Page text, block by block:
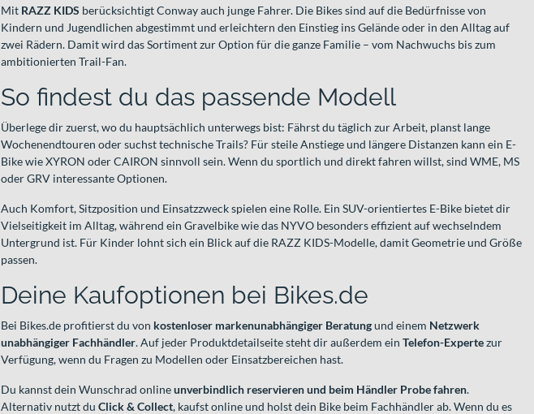
Mit RAZZ KIDS berücksichtigt Conway auch junge Fahrer. Die Bikes sind auf die Bedürfnisse von
Kindern und Jugendlichen abgestimmt und erleichtern den Einstieg ins Gelände oder in den Alltag auf
zwei Rädern. Damit wird das Sortiment zur Option für die ganze Familie – vom Nachwuchs bis zum
ambitionierten Trail-Fan.
So findest du das passende Modell
Überlege dir zuerst, wo du hauptsächlich unterwegs bist: Fährst du täglich zur Arbeit, planst lange
Wochenendtouren oder suchst technische Trails? Für steile Anstiege und längere Distanzen kann ein E-
Bike wie XYRON oder CAIRON sinnvoll sein. Wenn du sportlich und direkt fahren willst, sind WME, MS
oder GRV interessante Optionen.
Auch Komfort, Sitzposition und Einsatzzweck spielen eine Rolle. Ein SUV-orientiertes E-Bike bietet dir
Vielseitigkeit im Alltag, während ein Gravelbike wie das NYVO besonders effizient auf wechselndem
Untergrund ist. Für Kinder lohnt sich ein Blick auf die RAZZ KIDS-Modelle, damit Geometrie und Größe
passen.
Deine Kaufoptionen bei Bikes.de
Bei Bikes.de profitierst du von kostenloser markenunabhängiger Beratungund einem Netzwerk
unabhängiger Fachhändler. Auf jeder Produktdetailseite steht dir außerdem ein Telefon-Expertezur
Verfügung, wenn du Fragen zu Modellen oder Einsatzbereichen hast.
Du kannst dein Wunschrad onlineunverbindlich reservieren und beim Händler Probe fahren.
Alternativ nutzt du Click & Collect, kaufst online und holst dein Bike beim Fachhändler ab. Wenn du es